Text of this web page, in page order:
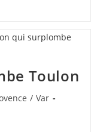
Toulon
/ Var